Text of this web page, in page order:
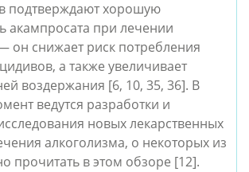
подтверждают хорошую
акампросата при лечении
он снижает риск потребления
а также увеличивает
воздержания [6, 10, 35, 36]. В
ведутся разработки и
новых лекарственных
алкоголизма, о некоторых из
прочитать в этом обзоре [12].